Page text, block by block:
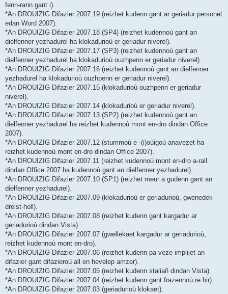
fenn-rann gant i).
*An DROUIZIG Difazier 2007.19 (reizhet kudenn gant ar geriadur personel
edan Word 2007).
*An DROUIZIG Difazier 2007.18 (SP4) (reizhet kudennoù gant an
dielfenner yezhadurel ha klokadurioù er geriadur niverel).
*An DROUIZIG Difazier 2007.17 (SP3) (reizhet kudennoù gant an
dielfenner yezhadurel ha klokadurioù ouzhpenn er geriadur niverel).
*An DROUIZIG Difazier 2007.16 (reizhet kudennoù gant an dielfenner
yezhadurel ha klokadurioù ouzhpenn er geriadur niverel).
*An DROUIZIG Difazier 2007.15 (klokadurioù ouzhpenn er geriadur
niverel).
*An DROUIZIG Difazier 2007.14 (klokadurioù er geriadur niverel).
*An DROUIZIG Difazier 2007.13 (SP2) (reizhet kudennoù gant an
dielfenner yezhadurel ha reizhet kudennoù mont en-dro dindan Office
2007).
*An DROUIZIG Difazier 2007.12 (stummoù e -(i)oùigoù anavezet ha
reizhet kudennoù mont en-dro dindan Office 2007).
*An DROUIZIG Difazier 2007.11 (reizhet kudennoù mont en-dro a-rall
dindan Office 2007 ha kudennoù gant an dielfenner yezhadurel).
*An DROUIZIG Difazier 2007.10 (SP1) (reizhet meur a gudenn gant an
dielfenner yezhadurel).
*An DROUIZIG Difazier 2007.09 (klokadurioù er geriadurioù, gwenedek
dreist-holl).
*An DROUIZIG Difazier 2007.08 (reizhet kudenn gant kargadur ar
geriadurioù dindan Vista).
*An DROUIZIG Difazier 2007.07 (gwellekaet kargadur ar geriadurioù,
reizhet kudennoù mont en-dro).
*An DROUIZIG Difazier 2007.06 (reizhet kudenn pa veze implijet an
difazier gant difazieroù all en hevelep amzer).
*An DROUIZIG Difazier 2007.05 (reizhet kudenn staliañ dindan Vista).
*An DROUIZIG Difazier 2007.04 (reizhet kudenn gant frazennoù re hir).
*An DROUIZIG Difazier 2007.03 (geriadurioù klokaet).